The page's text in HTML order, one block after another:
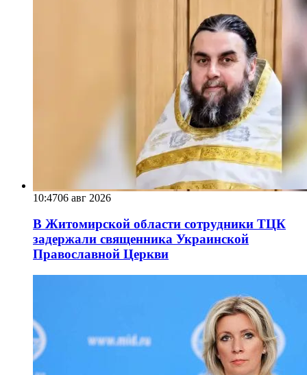
10:4706 авг 2026
В Житомирской области сотрудники ТЦК
задержали священника Украинской
Православной Церкви